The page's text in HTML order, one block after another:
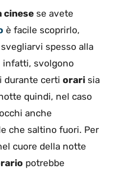
cinese se avete
è facile scoprirlo,
spesso alla
infatti, svolgono
durante certi orari sia
quindi, nel caso
anche
che saltino fuori. Per
cuore della notte
potrebbe